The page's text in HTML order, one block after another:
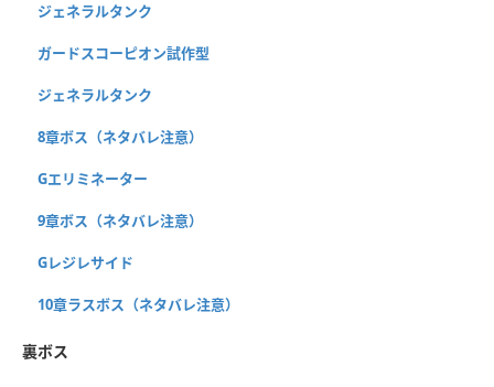
ジェネラルタンク
ガードスコーピオン試作型
ジェネラルタンク
8章ボス（ネタバレ注意）
Gエリミネーター
9章ボス（ネタバレ注意）
Gレジレサイド
10章ラスボス（ネタバレ注意）
裏ボス